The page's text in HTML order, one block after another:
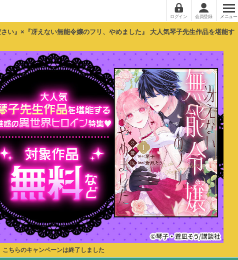
ログイン 会員登録 メニュー
い』×『冴えない無能令嬢のフリ、やめました』 大人気琴子先生作品を堪能す
こちらのキャンペーンは終了しました